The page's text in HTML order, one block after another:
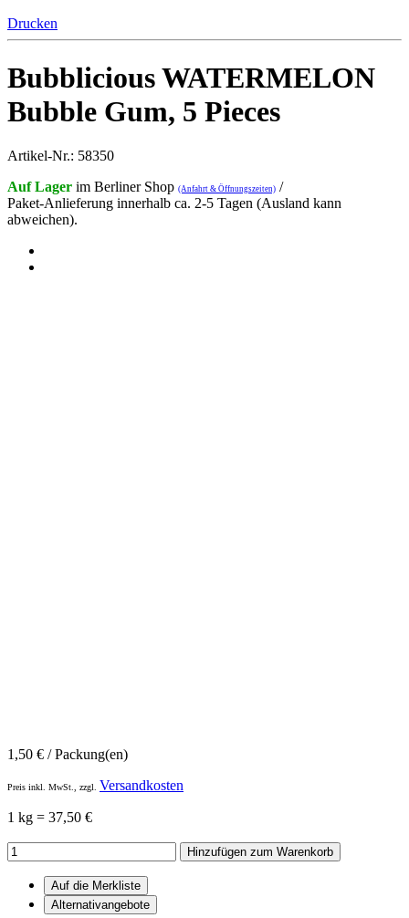
Drucken
Bubblicious WATERMELON
Bubble Gum, 5 Pieces
Artikel-Nr.: 58350
Auf Lager im Berliner Shop (Anfahrt & Öffnungszeiten) /
Paket-Anlieferung innerhalb ca. 2-5 Tagen (Ausland kann
abweichen).
1,50 € / Packung(en)
Preis inkl. MwSt., zzgl. Versandkosten
1 kg = 37,50 €
Hinzufügen zum Warenkorb